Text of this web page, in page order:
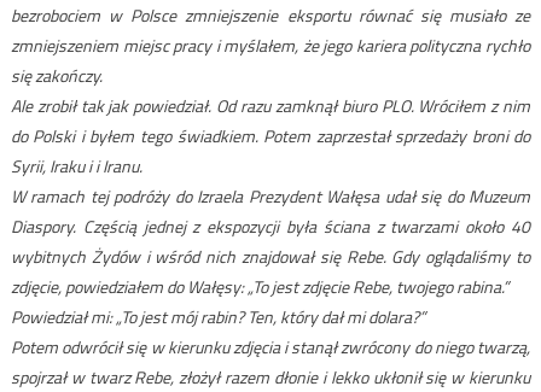
bezrobociem w Polsce zmniejszenie eksportu równać się musiało ze
zmniejszeniem miejsc pracy i myślałem, że jego kariera polityczna rychło
się zakończy.
Ale zrobił tak jak powiedział. Od razu zamknął biuro PLO. Wróciłem z nim
do Polski i byłem tego świadkiem. Potem zaprzestał sprzedaży broni do
Syrii, Iraku i i Iranu.
W ramach tej podróży do Izraela Prezydent Wałęsa udał się do Muzeum
Diaspory. Częścią jednej z ekspozycji była ściana z twarzami około 40
wybitnych Żydów i wśród nich znajdował się Rebe. Gdy oglądaliśmy to
zdjęcie, powiedziałem do Wałęsy: „To jest zdjęcie Rebe, twojego rabina.”
Powiedział mi: „To jest mój rabin? Ten, który dał mi dolara?”
Potem odwrócił się w kierunku zdjęcia i stanął zwrócony do niego twarzą,
spojrzał w twarz Rebe, złożył razem dłonie i lekko ukłonił się w kierunku